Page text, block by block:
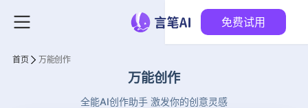
免费试用
首页 万能创作
万能创作
全能AI创作助手 激发你的创意灵感